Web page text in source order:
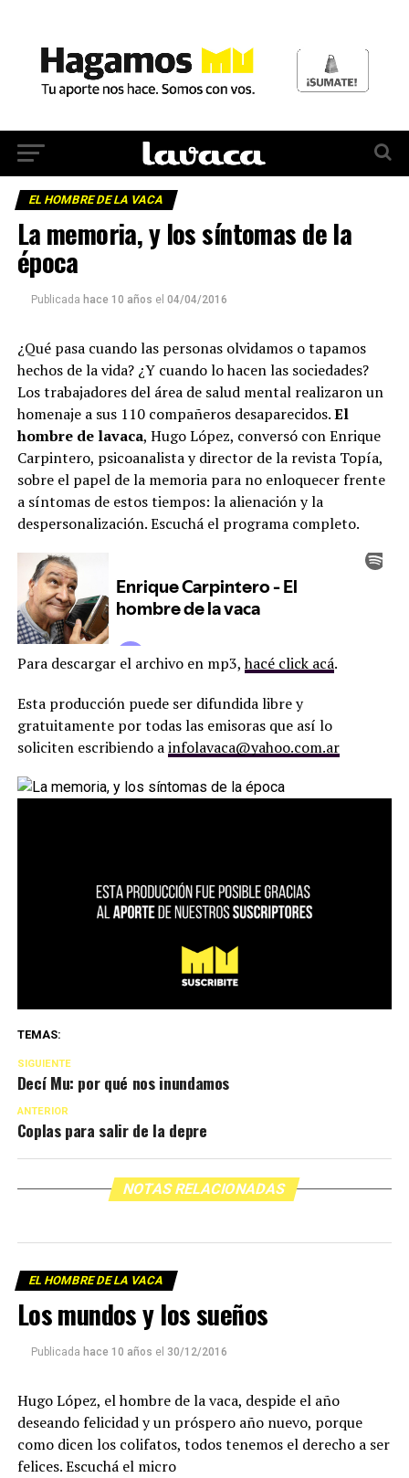
EL HOMBRE DE LA VACA
La memoria, y los síntomas de la
época
Publicada hace 10 años el 04/04/2016
¿Qué pasa cuando las personas olvidamos o tapamos
hechos de la vida? ¿Y cuando lo hacen las sociedades?
Los trabajadores del área de salud mental realizaron un
homenaje a sus 110 compañeros desaparecidos.El
hombre de lavaca, Hugo López, conversó con Enrique
Carpintero, psicoanalista y director de la revista Topía,
sobre el papel de la memoria para no enloquecer frente
a síntomas de estos tiempos: la alienación y la
despersonalización. Escuchá el programa completo.
Para descargar el archivo en mp3,hacé click acá.
Esta producción puede ser difundida libre y
gratuitamente por todas las emisoras que así lo
soliciten escribiendo ainfolavaca@yahoo.com.ar
TEMAS:
SIGUIENTE
Decí Mu: por qué nos inundamos
ANTERIOR
Coplas para salir de la depre
NOTAS RELACIONADAS
EL HOMBRE DE LA VACA
Los mundos y los sueños
Publicada hace 10 años el 30/12/2016
Hugo López, el hombre de la vaca, despide el año
deseando felicidad y un próspero año nuevo, porque
como dicen los colifatos, todos tenemos el derecho a ser
felices. Escuchá el micro